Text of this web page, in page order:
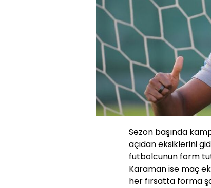
Sezon başında
açıdan eksiklerini
futbolcunun form
Karaman ise maç
her fırsatta forma